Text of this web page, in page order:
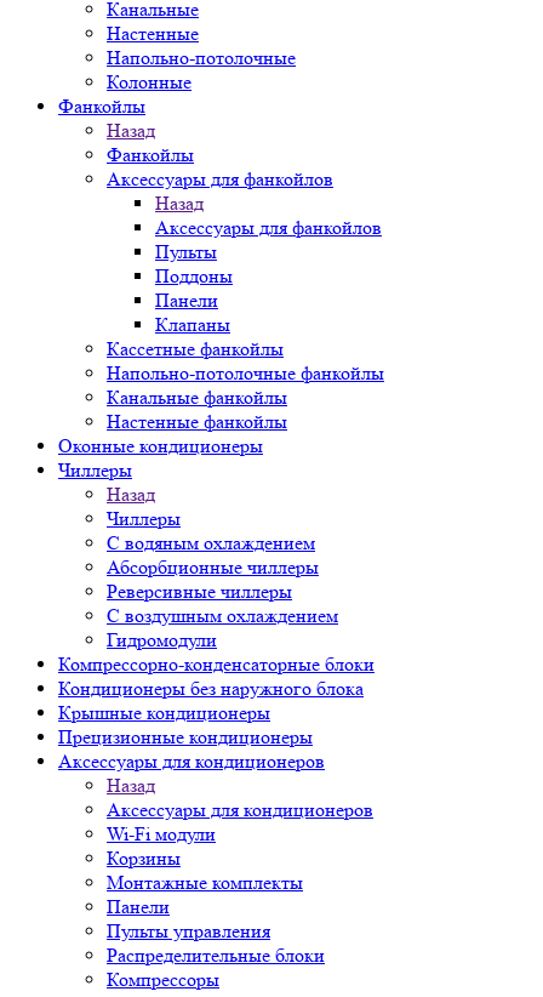
Канальные
Настенные
Напольно-потолочные
Колонные
Фанкойлы
Назад
Фанкойлы
Аксессуары для фанкойлов
Назад
Аксессуары для фанкойлов
Пульты
Поддоны
Панели
Клапаны
Кассетные фанкойлы
Напольно-потолочные фанкойлы
Канальные фанкойлы
Настенные фанкойлы
Оконные кондиционеры
Чиллеры
Назад
Чиллеры
С водяным охлаждением
Абсорбционные чиллеры
Реверсивные чиллеры
С воздушным охлаждением
Гидромодули
Компрессорно-конденсаторные блоки
Кондиционеры без наружного блока
Крышные кондиционеры
Прецизионные кондиционеры
Аксессуары для кондиционеров
Назад
Аксессуары для кондиционеров
Wi-Fi модули
Корзины
Монтажные комплекты
Панели
Пульты управления
Распределительные блоки
Компрессоры